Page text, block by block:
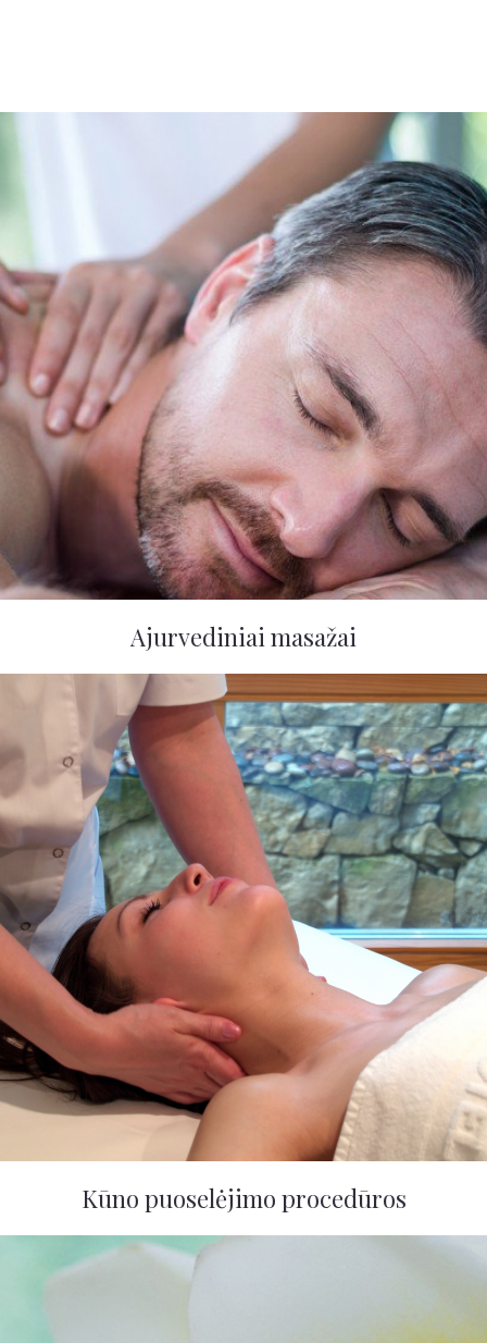
Ajurvediniai masažai
Kūno puoselėjimo procedūros